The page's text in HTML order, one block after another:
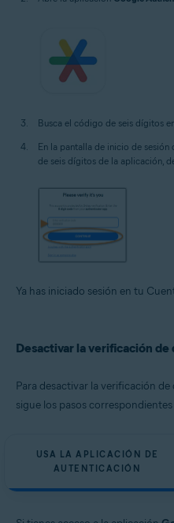
Busca el código de seis dígitos
En la pantalla de inicio de
de seis dígitos de la aplicación,
Ya has iniciado sesión en tu
Desactivar la verificación de
Para desactivar la verificación
sigue los pasos
USA LA APLICACIÓN DE
AUTENTICACIÓN